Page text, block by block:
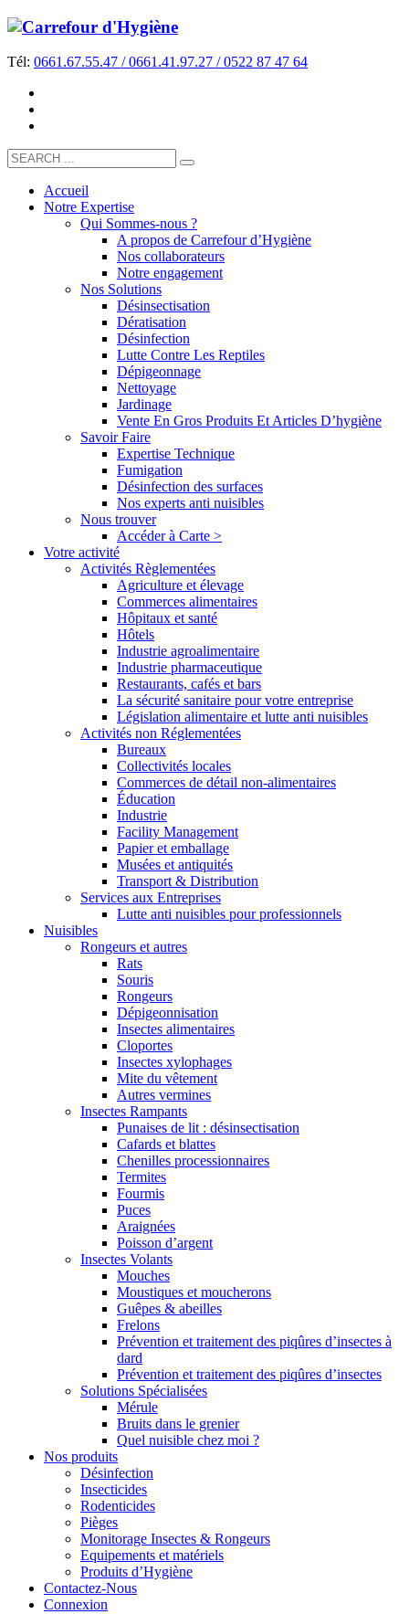
Tél: 0661.67.55.47 / 0661.41.97.27 / 0522 87 47 64
Accueil
Notre Expertise
Qui Sommes-nous ?
A propos de Carrefour d’Hygiène
Nos collaborateurs
Notre engagement
Nos Solutions
Désinsectisation
Dératisation
Désinfection
Lutte Contre Les Reptiles
Dépigeonnage
Nettoyage
Jardinage
Vente En Gros Produits Et Articles D’hygiène
Savoir Faire
Expertise Technique
Fumigation
Désinfection des surfaces
Nos experts anti nuisibles
Nous trouver
Accéder à Carte >
Votre activité
Activités Règlementées
Agriculture et élevage
Commerces alimentaires
Hôpitaux et santé
Hôtels
Industrie agroalimentaire
Industrie pharmaceutique
Restaurants, cafés et bars
La sécurité sanitaire pour votre entreprise
Législation alimentaire et lutte anti nuisibles
Activités non Réglementées
Bureaux
Collectivités locales
Commerces de détail non-alimentaires
Éducation
Industrie
Facility Management
Papier et emballage
Musées et antiquités
Transport & Distribution
Services aux Entreprises
Lutte anti nuisibles pour professionnels
Nuisibles
Rongeurs et autres
Rats
Souris
Rongeurs
Dépigeonnisation
Insectes alimentaires
Cloportes
Insectes xylophages
Mite du vêtement
Autres vermines
Insectes Rampants
Punaises de lit : désinsectisation
Cafards et blattes
Chenilles processionnaires
Termites
Fourmis
Puces
Araignées
Poisson d’argent
Insectes Volants
Mouches
Moustiques et moucherons
Guêpes & abeilles
Frelons
Prévention et traitement des piqûres d’insectes à
dard
Prévention et traitement des piqûres d’insectes
Solutions Spécialisées
Mérule
Bruits dans le grenier
Quel nuisible chez moi ?
Nos produits
Désinfection
Insecticides
Rodenticides
Pièges
Monitorage Insectes & Rongeurs
Equipements et matériels
Produits d’Hygiène
Contactez-Nous
Connexion